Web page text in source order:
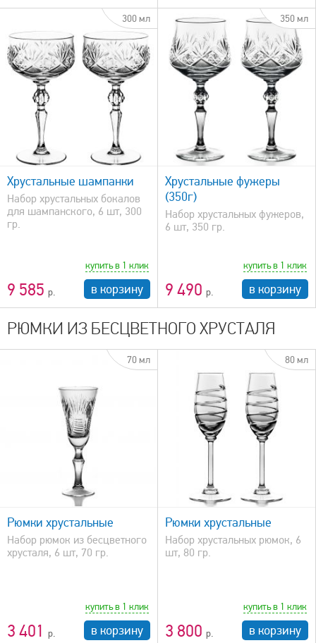
300 мл
Хрустальные шампанки
Набор хрустальных бокалов
для шампанского, 6 шт, 300
гр.
9 585
купить в 1 клик
в корзину
350 мл
быстрый просмотр
Хрустальные фужеры
(350г)
Набор хрустальных фужеров,
6 шт, 350 гр.
9 490
купить в 1 клик
в корзину
РЮМКИ ИЗ БЕСЦВЕТНОГО ХРУСТАЛЯ
70 мл
Рюмки хрустальные
Набор рюмок из бесцветного
хрусталя, 6 шт, 70 гр.
3 401
купить в 1 клик
в корзину
80 мл
быстрый просмотр
Рюмки хрустальные
Набор хрустальных рюмок, 6
шт, 80 гр.
3 800
купить в 1 клик
в корзину